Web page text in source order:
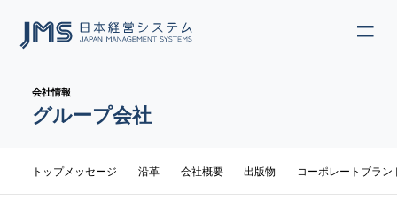
JP
会社情報
グループ会社
サブメニュートップメッセージ 沿革 会社概要 出版物 コーポレートブラン